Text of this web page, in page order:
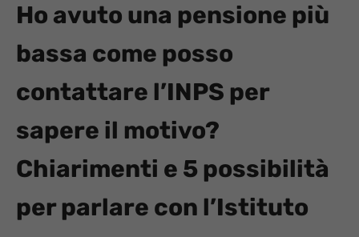
Ho avuto una pensione più
bassa come posso
contattare l’INPS per
sapere il motivo?
Chiarimenti e 5 possibilità
per parlare con l’Istituto